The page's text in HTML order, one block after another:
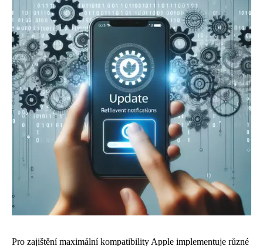
Pro zajištění maximální kompatibility Apple implementuje různé